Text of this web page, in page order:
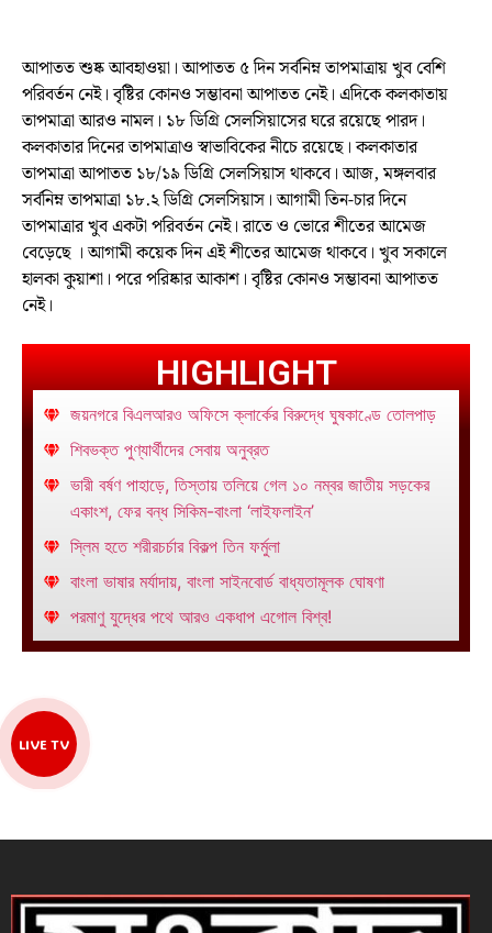
আপাতত শুষ্ক আবহাওয়া। আপাতত ৫ দিন সর্বনিম্ন তাপমাত্রায় খুব বেশি
পরিবর্তন নেই। বৃষ্টির কোনও সম্ভাবনা আপাতত নেই। এদিকে কলকাতায়
তাপমাত্রা আরও নামল। ১৮ ডিগ্রি সেলসিয়াসের ঘরে রয়েছে পারদ।
কলকাতার দিনের তাপমাত্রাও স্বাভাবিকের নীচে রয়েছে। কলকাতার
তাপমাত্রা আপাতত ১৮/১৯ ডিগ্রি সেলসিয়াস থাকবে। আজ, মঙ্গলবার
সর্বনিম্ন তাপমাত্রা ১৮.২ ডিগ্রি সেলসিয়াস। আগামী তিন-চার দিনে
তাপমাত্রার খুব একটা পরিবর্তন নেই। রাতে ও ভোরে শীতের আমেজ
বেড়েছে । আগামী কয়েক দিন এই শীতের আমেজ থাকবে। খুব সকালে
হালকা কুয়াশা। পরে পরিষ্কার আকাশ। বৃষ্টির কোনও সম্ভাবনা আপাতত
নেই।
HIGHLIGHT
জয়নগরে বিএলআরও অফিসে ক্লার্কের বিরুদ্ধে ঘুষকাণ্ডে তোলপাড়
শিবভক্ত পুণ্যার্থীদের সেবায় অনুব্রত
ভারী বর্ষণ পাহাড়ে, তিস্তায় তলিয়ে গেল ১০ নম্বর জাতীয় সড়কের
একাংশ, ফের বন্ধ সিকিম-বাংলা ‘লাইফলাইন’
স্লিম হতে শরীরচর্চার বিকল্প তিন ফর্মুলা
বাংলা ভাষার মর্যাদায়, বাংলা সাইনবোর্ড বাধ্যতামূলক ঘোষণা
পরমাণু যুদ্ধের পথে আরও একধাপ এগোল বিশ্ব!
LIVE TV